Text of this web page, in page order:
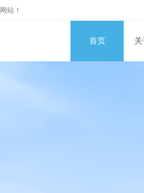
网站！
首页